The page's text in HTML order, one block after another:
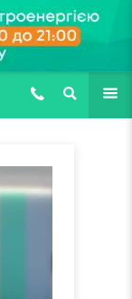
(067) 127-03-03
ПОШУК ЩЕ